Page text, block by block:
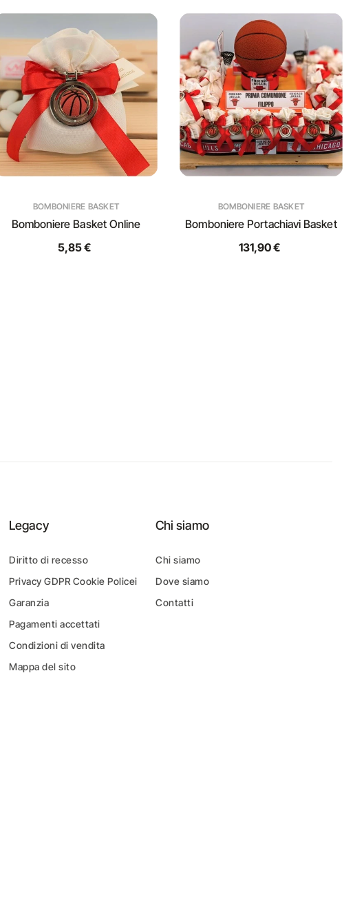
BOMBONIERE BASKET
Bomboniere Basket Online
5,85 €
BOMBONIERE BASKET
Bomboniere Portachiavi Basket
131,90 €
Legacy
Diritto di recesso
Privacy GDPR Cookie Policei
Garanzia
Pagamenti accettati
Condizioni di vendita
Mappa del sito
Chi siamo
Chi siamo
Dove siamo
Contatti